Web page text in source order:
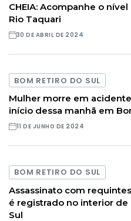
CHEIA: Acompanhe o
Rio Taquari
30 DE ABRIL DE 2024
BOM RETIRO DO SUL
Mulher morre em
início dessa manhã em
11 DE JUNHO DE 2024
BOM RETIRO DO SUL
Assassinato com
é registrado no interior de
Sul